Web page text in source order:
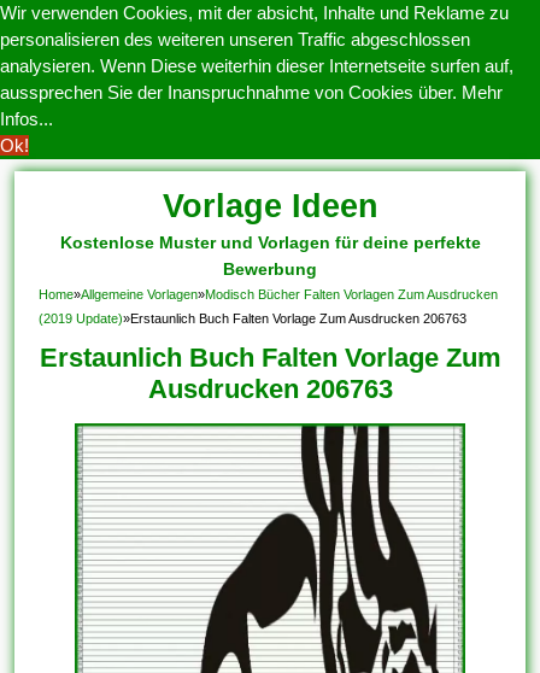
Wir verwenden Cookies, mit der absicht, Inhalte und Reklame zu
personalisieren des weiteren unseren Traffic abgeschlossen
analysieren. Wenn Diese weiterhin dieser Internetseite surfen auf,
aussprechen Sie der Inanspruchnahme von Cookies über. Mehr
Infos...
Ok!
Vorlage Ideen
Kostenlose Muster und Vorlagen für deine perfekte
Bewerbung
Home»Allgemeine Vorlagen»Modisch Bücher Falten Vorlagen Zum Ausdrucken
(2019 Update)»Erstaunlich Buch Falten Vorlage Zum Ausdrucken 206763
Erstaunlich Buch Falten Vorlage Zum
Ausdrucken 206763